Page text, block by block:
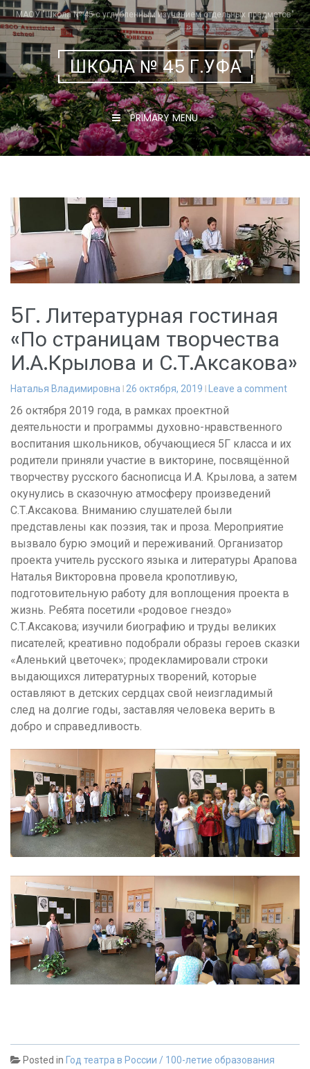
Skip
to
content
МАОУ "Школа № 45 с углубленным изучением отдельных предметов"
ШКОЛА № 45 Г.УФА
PRIMARY MENU
5Г. Литературная гостиная
«По страницам творчества
И.А.Крылова и С.Т.Аксакова»
Наталья Владимировна 26 октября, 2019 Leave a comment
26 октября 2019 года, в рамках проектной
деятельности и программы духовно-нравственного
воспитания школьников, обучающиеся 5Г класса и их
родители приняли участие в викторине, посвящённой
творчеству русского баснописца И.А. Крылова, а затем
окунулись в сказочную атмосферу произведений
С.Т.Аксакова. Вниманию слушателей были
представлены как поэзия, так и проза. Мероприятие
вызвало бурю эмоций и переживаний. Организатор
проекта учитель русского языка и литературы Арапова
Наталья Викторовна провела кропотливую,
подготовительную работу для воплощения проекта в
жизнь. Ребята посетили «родовое гнездо»
С.Т.Аксакова; изучили биографию и труды великих
писателей; креативно подобрали образы героев сказки
«Аленький цветочек»; продекламировали строки
выдающихся литературных творений, которые
оставляют в детских сердцах свой неизгладимый
след на долгие годы, заставляя человека верить в
добро и справедливость.
Posted in Год театра в России / 100-летие образования